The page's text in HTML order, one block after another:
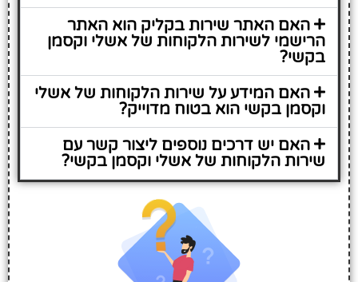
האם האתר שירות בקליק הוא האתר
לשירות הלקוחות של אשלי וקסמן
האם המידע על שירות הלקוחות של אשלי
בקשי הוא בטוח מדוייק?
האם יש דרכים נוספים ליצור קשר עם
הלקוחות של אשלי וקסמן בקשי?